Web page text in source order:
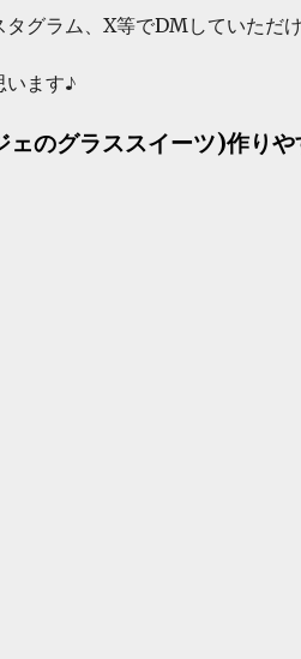
タグラム、X等でDMしていただ
います♪
のグラススイーツ)作りや